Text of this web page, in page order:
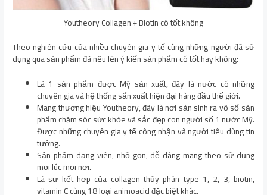
Youtheory Collagen + Biotin có tốt không
Theo nghiên cứu của nhiều chuyên gia y tế cùng những người đã sử
dụng qua sản phẩm đã nêu lên ý kiến sản phẩm có tốt hay không:
Là 1 sản phẩm được Mỹ sản xuất, đây là nước có những
chuyên gia và hệ thống sẩn xuất hiện đại hàng đầu thế giới.
Mang thương hiệu Youtheory, đây là nơi sản sinh ra vô số sản
phẩm chăm sóc sức khỏe và sắc đẹp con người số 1 nước Mỹ.
Được những chuyên gia y tế công nhận và người tiêu dùng tin
tưởng.
Sản phẩm dạng viên, nhỏ gọn, dễ dàng mang theo sử dụng
mọi lúc mọi nơi.
Là sự kết hợp của collagen thủy phân type 1, 2, 3, biotin,
vitamin C cùng 18 loại animoacid đặc biệt khác.